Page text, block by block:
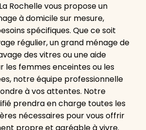
La Rochelle vous propose un
à domicile sur mesure,
spécifiques. Que ce soit
régulier, un grand ménage de
des vitres ou une aide
les femmes enceintes ou les
notre équipe professionnelle
à vos attentes. Notre
prendra en charge toutes les
nécessaires pour vous offrir